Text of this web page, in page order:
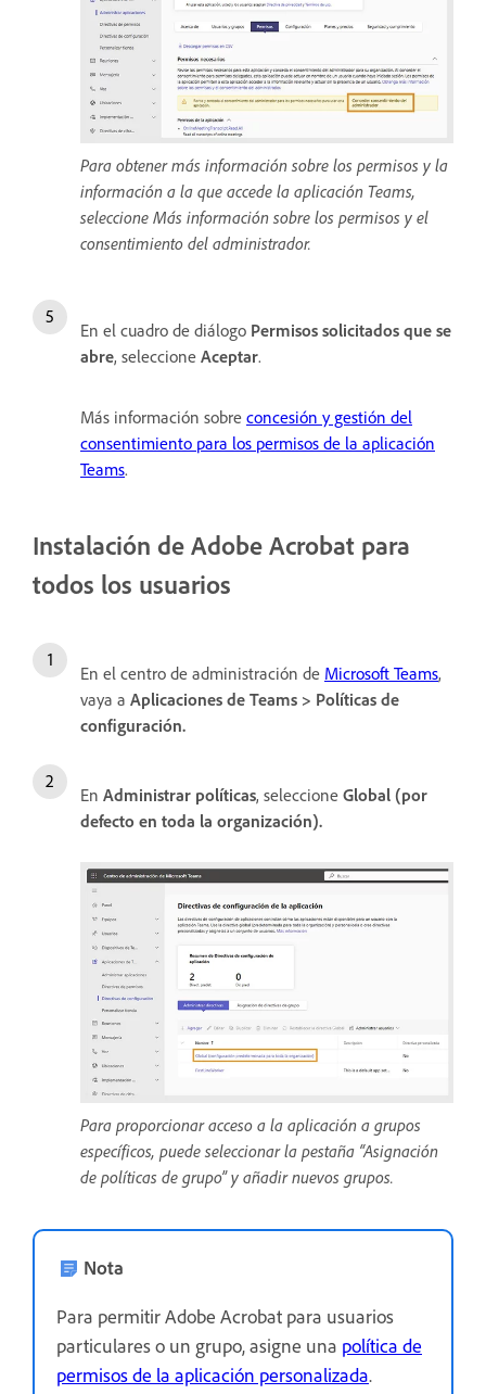
Para obtener más información sobre los permisos y la
información a la que accede la aplicación Teams,
seleccione Más información sobre los permisos y el
consentimiento del administrador.
En el cuadro de diálogo Permisos solicitados que se
abre, seleccione Aceptar.
Más información sobre concesión y gestión del
consentimiento para los permisos de la aplicación
Teams.
Instalación de Adobe Acrobat para
todos los usuarios
En el centro de administración de Microsoft Teams,
vaya a Aplicaciones de Teams > Políticas de
configuración.
En Administrar políticas, seleccione Global (por
defecto en toda la organización).
Para proporcionar acceso a la aplicación a grupos
específicos, puede seleccionar la pestaña “Asignación
de políticas de grupo” y añadir nuevos grupos.
Nota
Para permitir Adobe Acrobat para usuarios
particulares o un grupo, asigne una política de
permisos de la aplicación personalizada.